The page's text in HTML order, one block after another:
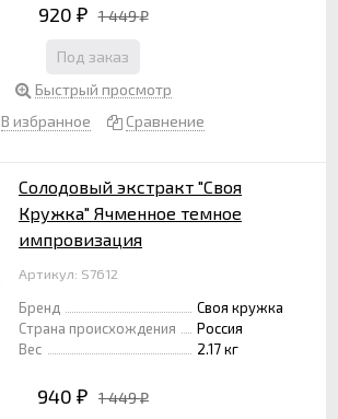
920 ₽ 1 449₽
Под заказ
Быстрый просмотр
В избранное
Сравнение
Солодовый экстракт "Своя
Кружка" Ячменное темное
импровизация
Артикул: S7612
Бренд
Своя кружка
Страна происхождения
Россия
Вес
2.17 кг
940 ₽ 1 449₽